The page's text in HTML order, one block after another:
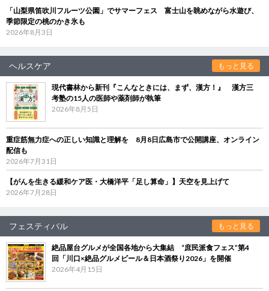
「山梨県笛吹川フルーツ公園」でサマーフェス 富士山を眺めながら水遊び、
季節限定の桃のかき氷も
2026年8月3日
ヘルスケア もっと見る
現代書林から新刊『こんなときには、まず、漢方！』 漢方三
考塾の15人の医師や薬剤師が執筆
2026年8月5日
重症筋無力症への正しい知識と理解を 8月8日広島市で公開講座、オンライン
配信も
2026年7月31日
【がんを生きる緩和ケア医・大橋洋平「足し算命」】天空を見上げて
2026年7月28日
フェスティバル もっと見る
絶品屋台グルメが全国各地から大集結 “庶民派食フェス”第4
回「川口×絶品グルメビール＆日本酒祭り2026」を開催
2026年4月15日